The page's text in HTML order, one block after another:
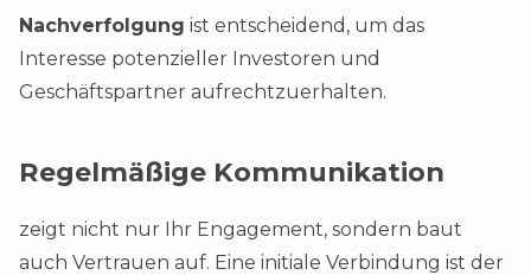
Nachverfolgung ist entscheidend, um das
Interesse potenzieller Investoren und
Geschäftspartner aufrechtzuerhalten.
Regelmäßige Kommunikation
zeigt nicht nur Ihr Engagement, sondern baut
auch Vertrauen auf. Eine initiale Verbindung ist der